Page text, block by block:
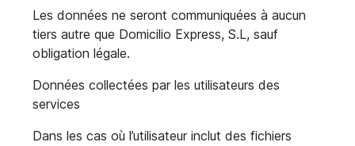
Les données ne seront communiquées à aucun
tiers autre que Domicilio Express, S.L, sauf
obligation légale.
Données collectées par les utilisateurs des
services
Dans les cas où l’utilisateur inclut des fichiers